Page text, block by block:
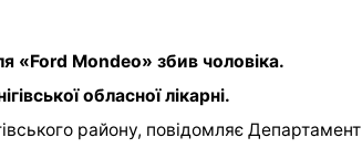
«Ford Mondeo» збив чоловіка.
обласної лікарні.
району, повідомляє Департамент